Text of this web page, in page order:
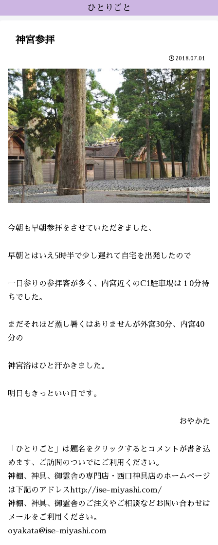
ひとりごと
神宮参拝
2018.07.01
今朝も早朝参拝をさせていただきました、
早朝とはいえ5時半で少し遅れて自宅を出発したので
一日参りの参拝客が多く、内宮近くのC1駐車場は１0分待
ちでした。
まだそれほど蒸し暑くはありませんが外宮30分、内宮40
分の
神宮浴はひと汗かきました。
明日もきっといい日です。
おやかた
「ひとりごと」は題名をクリックするとコメントが書き込
めます、ご訪問のついでにご利用ください。
神棚、神具、御霊舎の専門店・西口神具店のホームページ
は下記のアドレスhttp://ise-miyashi.com/
神棚、神具、御霊舎のご注文やご相談などお問い合わせは
メールをご利用ください。
oyakata@ise-miyashi.com